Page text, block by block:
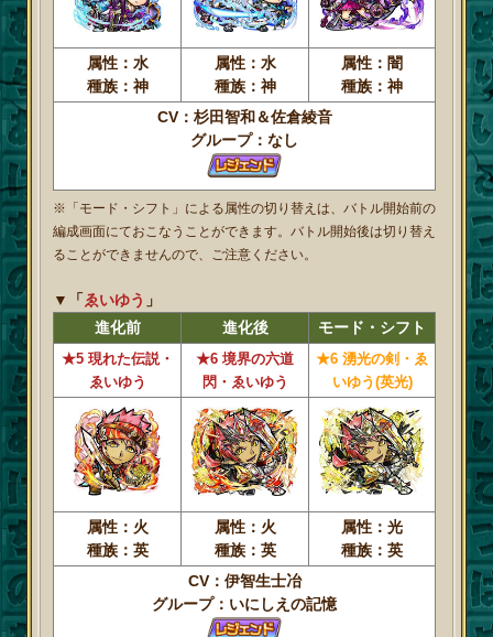
属性：水
種族：神
属性：水
種族：神
属性：闇
種族：神
CV：杉田智和＆佐倉綾音
グループ：なし
※「モード・シフト」による属性の切り替えは、バトル開始前の
編成画面にておこなうことができます。バトル開始後は切り替え
ることができませんので、ご注意ください。
▼「ゑいゆう 」
進化前
進化後 モード・シフト
★5 現れた伝説・
ゑいゆう
★6 境界の六道
閃・ゑいゆう
★6 湧光の剣・ゑ
いゆう(英光)
属性：火
種族：英
属性：火
種族：英
属性：光
種族：英
CV：伊智生士冶
グループ：いにしえの記憶